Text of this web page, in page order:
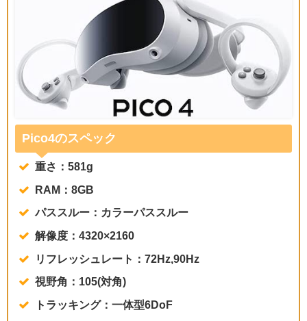
Pico4のスペック
重さ：581g
RAM：8GB
パススルー：カラーパススルー
解像度：4320×2160
リフレッシュレート：72Hz,90Hz
視野角：105(対角)
トラッキング：一体型6DoF